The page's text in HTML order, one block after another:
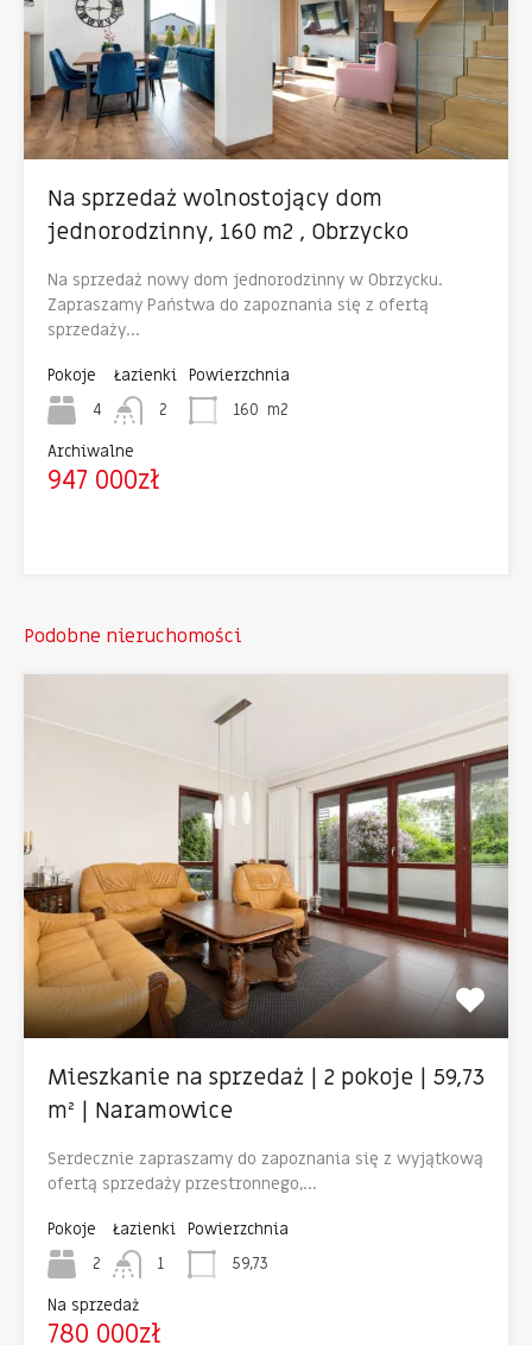
Na sprzedaż wolnostojący dom
jednorodzinny, 160 m2 , Obrzycko
Na sprzedaż nowy dom jednorodzinny w Obrzycku.
Zapraszamy Państwa do zapoznania się z ofertą
sprzedaży…
Pokoje
4
Łazienki
2
Powierzchnia
160 m2
Archiwalne
947 000zł
Podobne nieruchomości
Mieszkanie na sprzedaż | 2 pokoje | 59,73
m² | Naramowice
Serdecznie zapraszamy do zapoznania się z wyjątkową
ofertą sprzedaży przestronnego,…
Pokoje
2
Łazienki
1
Powierzchnia
59,73
Na sprzedaż
780 000zł